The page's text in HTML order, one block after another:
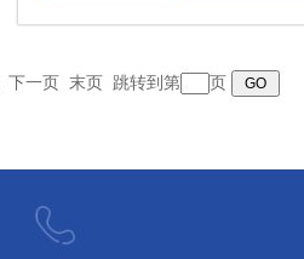
下一页 末页 跳转到第 页